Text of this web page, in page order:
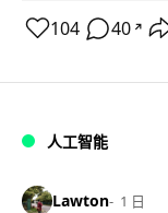
104 40 ↗
人工智能
Lawton 1 日